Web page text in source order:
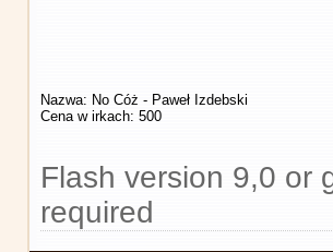
Nazwa: No Cóż - Paweł Izdebski
Cena w irkach: 500
Flash version 9,0 or
required